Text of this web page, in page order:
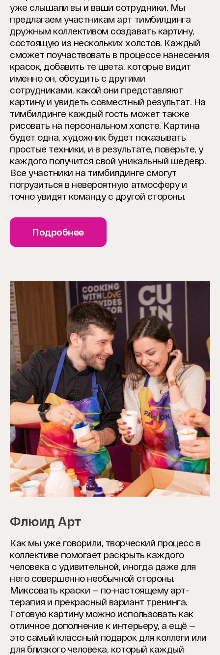
уже слышали вы и ваши сотрудники. Мы
предлагаем участникам арт тимбилдинга
дружным коллективом создавать картину,
состоящую из нескольких холстов. Каждый
сможет поучаствовать в процессе нанесения
красок, добавить те цвета, которые видит
именно он, обсудить с другими
сотрудниками, какой они представляют
картину и увидеть совместный результат. На
тимбилдинге каждый гость может также
рисовать на персональном холсте. Картина
будет одна, художник будет показывать
простые техники, и в результате, поверьте, у
каждого получится свой уникальный шедевр.
Все участники на тимбилдинге смогут
погрузиться в невероятную атмосферу и
точно увидят команду с другой стороны.
Подробнее
Флюид Арт
Как мы уже говорили, творческий процесс в
коллективе помогает раскрыть каждого
человека с удивительной, иногда даже для
него совершенно необычной стороны.
Миксовать краски — по-настоящему арт-
терапия и прекрасный вариант тренинга.
Готовую картину можно использовать как
отличное дополнение к интерьеру, а ещё —
это самый классный подарок для коллеги или
для близкого человека, который каждый